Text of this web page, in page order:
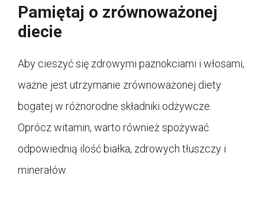
Pamiętaj o zrównoważonej
diecie
Aby cieszyć się zdrowymi paznokciami i włosami,
ważne jest utrzymanie zrównoważonej diety
bogatej w różnorodne składniki odżywcze.
Oprócz witamin, warto również spożywać
odpowiednią ilość białka, zdrowych tłuszczy i
minerałów.